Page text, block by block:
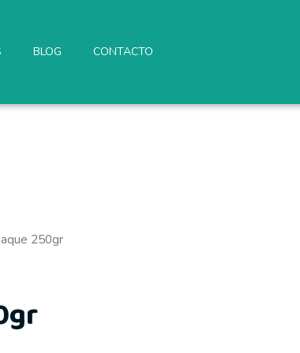
BLOG CONTACTO
250gr